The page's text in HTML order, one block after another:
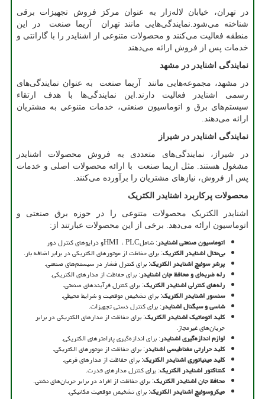
در تهران، خیابان لاله‌زار به عنوان مرکز فروش تجهیزات برقی
شناخته می‌شود.نمایندگی‌هایی مانند تهران آریما صنعت در این
منطقه فعالیت می‌کنند و محصولات متنوعی از اشنایدر را با گارانتی و
خدمات پس از فروش ارائه می‌دهند
نمایندگی اشنایدر در مشهد
در مشهد، مجموعه‌هایی مانند آریما صنعت به عنوان نمایندگی‌های
رسمی اشنایدر فعالیت دارند.این نمایندگی‌ها با هدف ارتقاء
سیستم‌های برق و اتوماسیون صنعتی، خدمات متنوعی به مشتریان
ارائه می‌دهند. ​
نمایندگی اشنایدر در شیراز
در شیراز، نمایندگی‌های متعددی به فروش محصولات اشنایدر
مشغول هستند. مثل اریما صنعت با ارائه محصولات اصلی و خدمات
پس از فروش، نیازهای مشتریان را برآورده می‌کنند.​
محصولات پرکاربرد اشنایدر الکتریک
اشنایدر الکتریک محصولات متنوعی را در حوزه برق صنعتی و
اتوماسیون ارائه می‌دهد. برخی از این محصولات عبارتند از:
اتوماسیون صنعتی اشنایدر: شاملPLC، HMIو درایوهای کنترل دور
بی‌متال اشنایدر الکتریک: برای حفاظت از موتورهای الکتریکی در برابر اضافه بار.​
پرشر سوئیچ اشنایدر الکتریک: برای کنترل فشار در سیستم‌های صنعتی.​
رله ضربه‌ای و محافظ جان اشنایدر: برای حفاظت از مدارهای الکتریکی.​
رله‌های کنترلی اشنایدر الکتریک: برای کنترل فرآیندهای صنعتی.​
سنسور اشنایدر الکتریک: برای تشخیص موقعیت و شرایط محیطی.​
شاسی و سیگنال اشنایدر: برای کنترل دستی تجهیزات.​
کلید اتوماتیک اشنایدر الکتریک: برای حفاظت از مدارهای الکتریکی در برابر
جریان‌های غیرمجاز.​
لوازم اندازه‌گیری اشنایدر: برای اندازه‌گیری پارامترهای الکتریکی.​
کلید حرارتی مغناطیسی اشنایدر: برای حفاظت از موتورهای الکتریکی.​
کلید مینیاتوری اشنایدر الکتریک: برای حفاظت از مدارهای فرعی.​
کنتاکتور اشنایدر الکتریک: برای کنترل مدارهای قدرت.​
محافظ جان اشنایدر الکتریک: برای حفاظت از افراد در برابر جریان‌های نشتی.​
میکروسوئیچ اشنایدر الکتریک: برای تشخیص موقعیت مکانیکی.​